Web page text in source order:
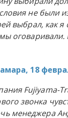
не были
выбрал, как
18
Fujiyama-
звонка
менеджера